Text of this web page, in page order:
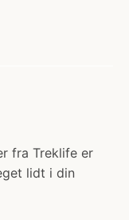
fra Treklife er
lidt i din